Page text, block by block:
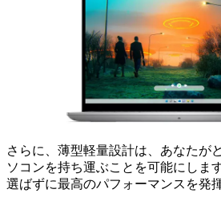
さらに、薄型軽量設計は、あなたが
ソコンを持ち運ぶことを可能にしま
選ばずに最高のパフォーマンスを発